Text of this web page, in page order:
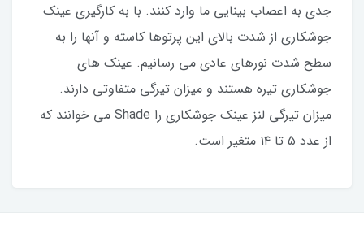
جدی به اعصاب بینایی ما وارد کنند. با به کارگیری عینک
جوشکاری از شدت بالای این پرتوها کاسته و آنها را به
سطح شدت نورهای عادی می رسانیم. عینک های
جوشکاری تیره هستند و میزان تیرگی متفاوتی دارند.
میزان تیرگی لنز عینک جوشکاری را Shade می خوانند که
از عدد ۵ تا ۱۴ متغیر است.